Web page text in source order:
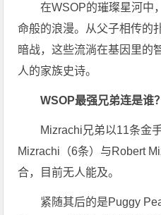
在WSOP的璀璨星河中
命般的浪漫。从父子相传的
暗战，这些流淌在基因里的
人的家族史诗。
WSOP最强兄弟连是谁？
Mizrachi兄弟以11条金
Mizrachi（6条）与Robert
合，目前无人能及。
紧随其后的是Puggy